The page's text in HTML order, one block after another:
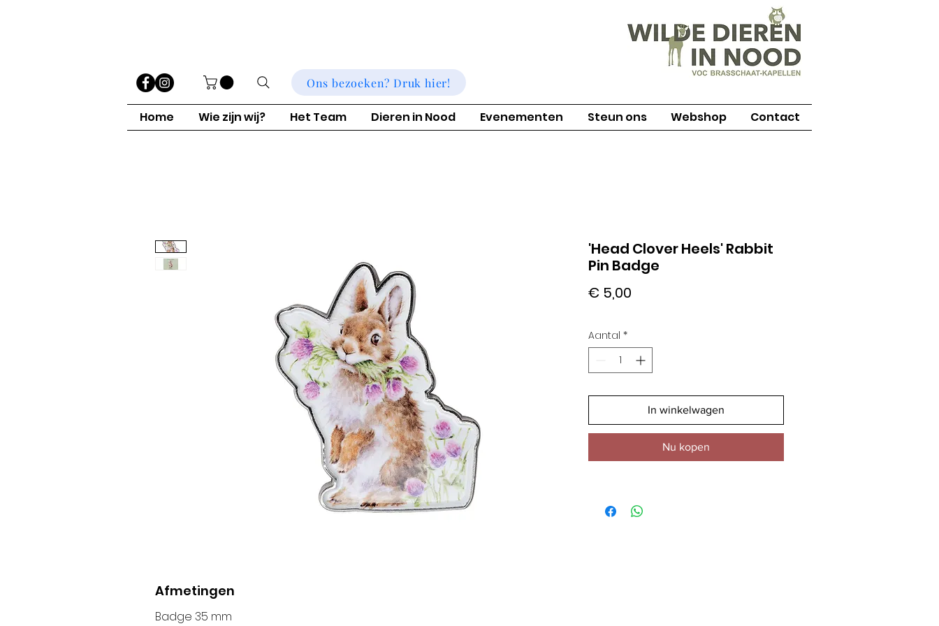
Ons bezoeken? Druk hier!
Home Wie zijn wij? Het Team Dieren in Nood Evenementen Steun ons Webshop Contact
'Head Clover Heels' Rabbit
Pin Badge
€ 5,00
Aantal *
In winkelwagen
Nu kopen
Afmetingen
Badge 35 mm